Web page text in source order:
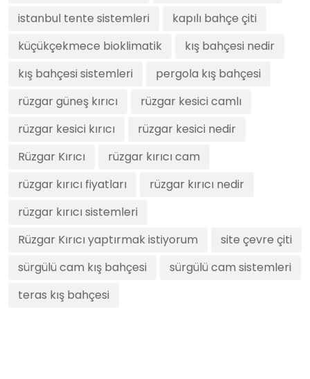
istanbul tente sistemleri
kapılı bahçe çiti
küçükçekmece bioklimatik
kış bahçesi nedir
kış bahçesi sistemleri
pergola kış bahçesi
rüzgar güneş kırıcı
rüzgar kesici camlı
rüzgar kesici kırıcı
rüzgar kesici nedir
Rüzgar Kırıcı
rüzgar kırıcı cam
rüzgar kırıcı fiyatları
rüzgar kırıcı nedir
rüzgar kırıcı sistemleri
Rüzgar Kırıcı yaptırmak istiyorum
site çevre çiti
sürgülü cam kış bahçesi
sürgülü cam sistemleri
teras kış bahçesi